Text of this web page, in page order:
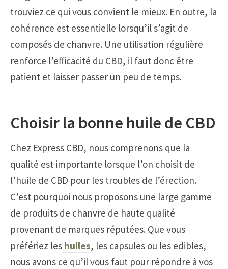
trouviez ce qui vous convient le mieux. En outre, la
cohérence est essentielle lorsqu’il s’agit de
composés de chanvre. Une utilisation régulière
renforce l’efficacité du CBD, il faut donc être
patient et laisser passer un peu de temps.
Choisir la bonne huile de CBD
Chez Express CBD, nous comprenons que la
qualité est importante lorsque l’on choisit de
l’huile de CBD pour les troubles de l’érection.
C’est pourquoi nous proposons une large gamme
de produits de chanvre de haute qualité
provenant de marques réputées. Que vous
préfériez les huiles, les capsules ou les edibles,
nous avons ce qu’il vous faut pour répondre à vos